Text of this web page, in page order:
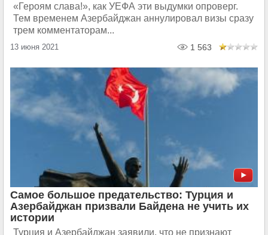
«Героям слава!», как УЕФА эти выдумки опроверг.
Тем временем Азербайджан аннулировал визы сразу
трем комментаторам...
13 июня 2021 1 563
Самое большое предательство: Турция и
Азербайджан призвали Байдена не учить их
истории
Турция и Азербайджан заявили, что не признают